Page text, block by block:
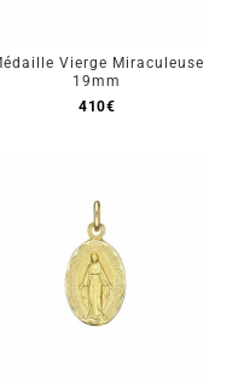
Vierge Miraculeuse
19mm
410€